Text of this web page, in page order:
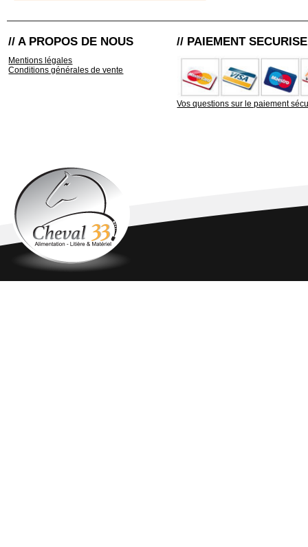
// A PROPOS DE NOUS
Mentions légales
Conditions générales de vente
// PAIEMENT SECURISE
Vos questions sur le paiement